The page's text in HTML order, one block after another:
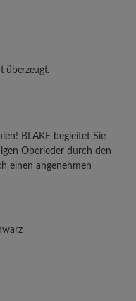
überzeugt.
BLAKE begleitet Sie
Oberleder durch den
einen angenehmen